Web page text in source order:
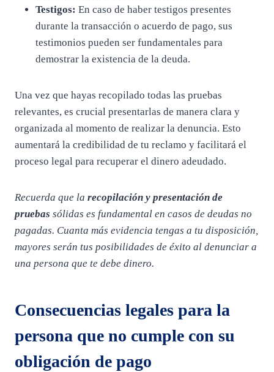
Testigos: En caso de haber testigos presentes
durante la transacción o acuerdo de pago, sus
testimonios pueden ser fundamentales para
demostrar la existencia de la deuda.
Una vez que hayas recopilado todas las pruebas
relevantes, es crucial presentarlas de manera clara y
organizada al momento de realizar la denuncia. Esto
aumentará la credibilidad de tu reclamo y facilitará el
proceso legal para recuperar el dinero adeudado.
Recuerda que la recopilación y presentación de
pruebas sólidas es fundamental en casos de deudas no
pagadas. Cuanta más evidencia tengas a tu disposición,
mayores serán tus posibilidades de éxito al denunciar a
una persona que te debe dinero.
Consecuencias legales para la
persona que no cumple con su
obligación de pago